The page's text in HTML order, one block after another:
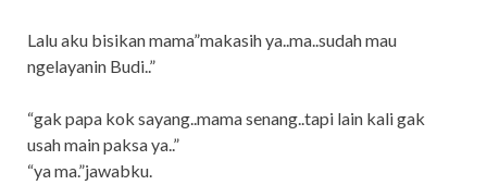
Lalu aku bisikan mama”makasih ya..ma..sudah mau
ngelayanin Budi..”
“gak papa kok sayang..mama senang..tapi lain kali gak
usah main paksa ya..”
“ya ma.”jawabku.